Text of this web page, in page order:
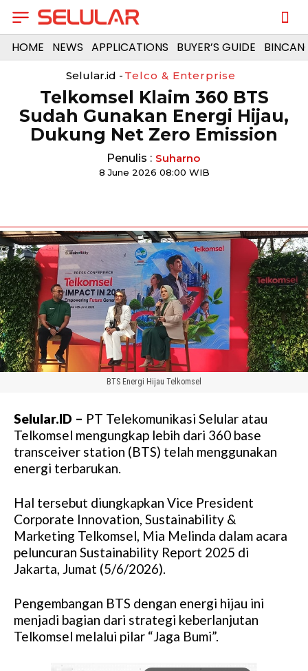
HOME NEWS APPLICATIONS BUYER’S GUIDE
Selular.id - Telco & Enterprise
Telkomsel Klaim 360 BTS
Sudah Gunakan Energi Hijau,
Dukung Net Zero Emission
Penulis : Suharno
8 June 2026 08:00 WIB
BTS Energi Hijau Telkomsel
Selular.ID – PT Telekomunikasi Selular atau
Telkomsel mengungkap lebih dari 360 base
transceiver station (BTS) telah menggunakan
energi terbarukan.
Hal tersebut diungkapkan Vice President
Corporate Innovation, Sustainability &
Marketing Telkomsel, Mia Melinda dalam acara
peluncuran Sustainability Report 2025 di
Jakarta, Jumat (5/6/2026).
Pengembangan BTS dengan energi hijau ini
menjadi bagian dari strategi keberlanjutan
Telkomsel melalui pilar “Jaga Bumi”.